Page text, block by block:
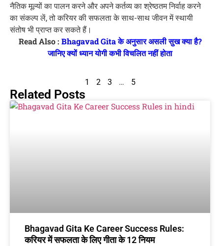
नैतिक मूल्यों का पालन करने और अपने कर्तव्य का श्रेष्ठतम निर्वाह करने
का संकल्प लें, तो करियर की सफलता के साथ-साथ जीवन में स्थायी
संतोष भी प्राप्त कर सकते हैं।
Read Also : Bhagavad Gita के अनुसार असली सुख क्या है?
जानिए क्यों ध्यान योगी कभी विचलित नहीं होता
1 2 3 … 5
Related Posts
Bhagavad Gita Ke Career Success Rules:
करियर में सफलता के लिए गीता के 12 नियम